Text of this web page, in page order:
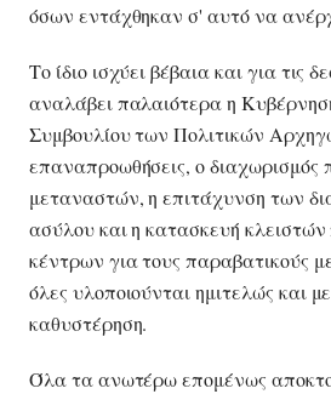
όσων εντάχθηκαν σ' αυτό να
Το ίδιο ισχύει βέβαια και για τις
αναλάβει παλαιότερα η
Συμβουλίου των Πολιτικών
επαναπροωθήσεις, ο
μεταναστών, η επιτάχυνση των
ασύλου και η κατασκευή
κέντρων για τους παραβατικούς
όλες υλοποιούνται ημιτελώς και
καθυστέρηση.
Όλα τα ανωτέρω επομένως